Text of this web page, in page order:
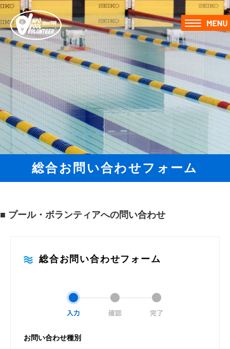
総合お問い合わせフォーム
■ プール・ボランティアへの問い合わせ
総合お問い合わせフォーム
お問い合わせ種別